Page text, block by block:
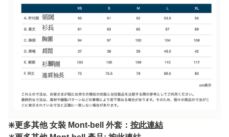
❇️更多其他 女裝 Mont-bell 外套： 按此連結